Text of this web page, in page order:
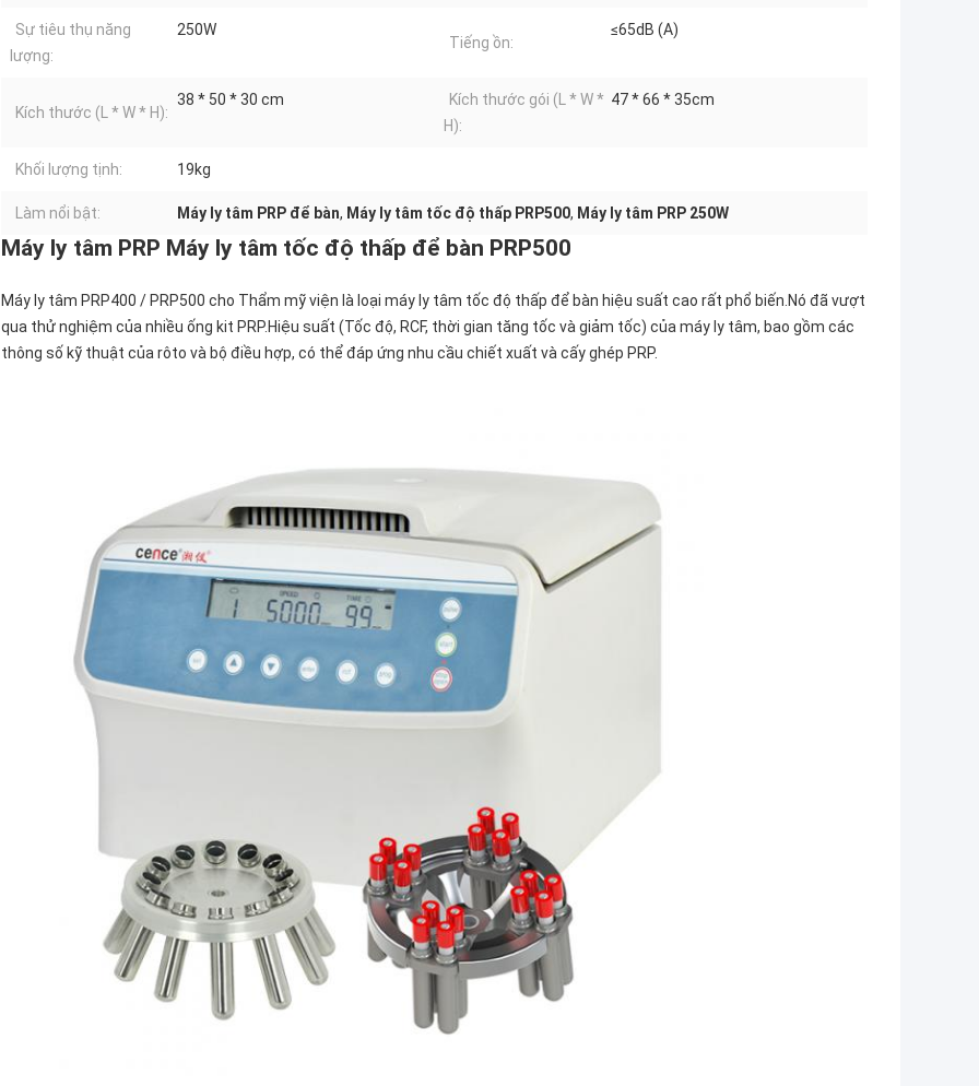
Sự tiêu thụ năng
lượng:
250W
Tiếng ồn:
≤65dB (A)
Kích thước (L * W * H):
38 * 50 * 30 cm
Kích thước gói (L * W *
H):
47 * 66 * 35cm
Khối lượng tịnh: 19kg
Làm nổi bật: Máy ly tâm PRP để bàn, Máy ly tâm tốc độ thấp PRP500, Máy ly tâm PRP 250W
Máy ly tâm PRP Máy ly tâm tốc độ thấp để bàn PRP500
Máy ly tâm PRP400 / PRP500 cho Thẩm mỹ viện là loại máy ly tâm tốc độ thấp để bàn hiệu suất cao rất phổ biến.Nó đã vượt
qua thử nghiệm của nhiều ống kit PRP.Hiệu suất (Tốc độ, RCF, thời gian tăng tốc và giảm tốc) của máy ly tâm, bao gồm các
thông số kỹ thuật của rôto và bộ điều hợp, có thể đáp ứng nhu cầu chiết xuất và cấy ghép PRP.